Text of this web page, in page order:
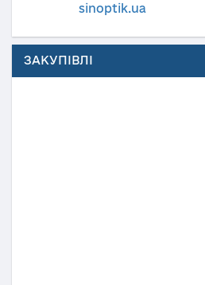
sinoptik.ua
ЗАКУПІВЛІ